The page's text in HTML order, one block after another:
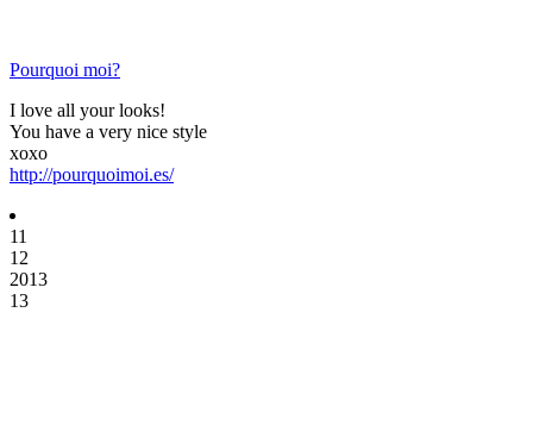
Pourquoi moi?
I love all your looks!
You have a very nice style
xoxo
http://pourquoimoi.es/
11
12
2013
13